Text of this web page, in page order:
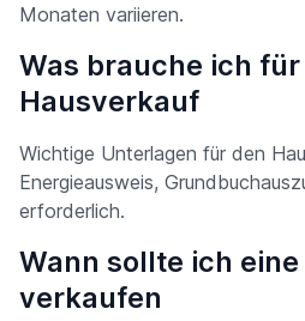
Monaten variieren.
Was brauche ich für
Hausverkauf
Wichtige Unterlagen für den
Energieausweis,
erforderlich.
Wann sollte ich eine
verkaufen